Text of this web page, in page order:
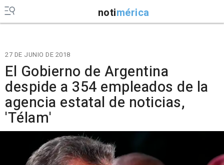
notimérica
27 DE JUNIO DE 2018
El Gobierno de Argentina
despide a 354 empleados de la
agencia estatal de noticias,
'Télam'